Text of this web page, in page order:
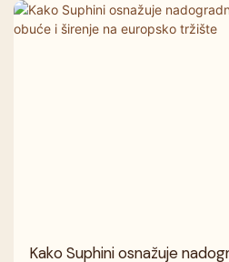
Istovremeno, dobavljačima se
smislu fleksibilnih mogućnosti
Kako Suphini osnažuje